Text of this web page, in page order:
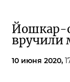
Йошкар-
вручили
10 июня 2020,